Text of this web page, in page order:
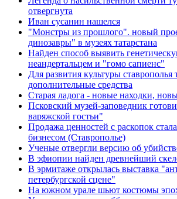
отвергнута
Иван сусанин нашелся
"Монстры из прошлого". новый
динозавры" в музеях татарстана
Найден способ выявить
неандертальцем и "гомо сапиенс"
Для развития культуры ставрополья
дополнительные средства
Старая ладога - новые находки,
Псковский музей-заповедник
варяжской гостьи"
Продажа ценностей с раскопок
бизнесом (Ставрополье)
Ученые отвергли версию об
В эфиопии найден древнейший
В эрмитаже открылась выставка
петербургской сцене"
На южном урале шьют костюмы